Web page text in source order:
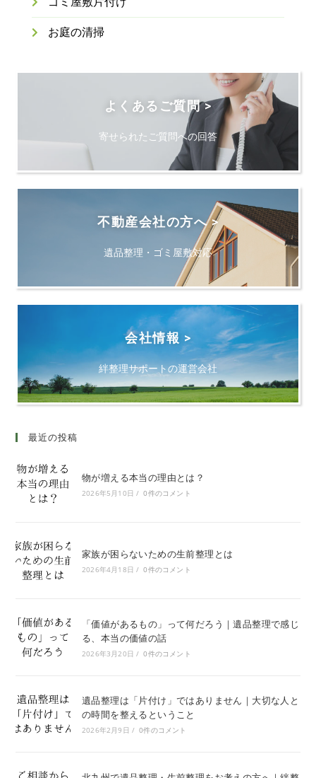
お庭の清掃
よくあるご質問 >
寄せられたご質問への回答
不動産会社の方へ >
遺品整理・ゴミ屋敷対応
会社情報 >
絆整理サポートの運営会社
最近の投稿
物が増える本当の理由とは？
2026年5月10日 / 0件のコメント
家族が困らないための生前整理とは
2026年4月18日 / 0件のコメント
「価値があるもの」って何だろう｜遺品整理で感じ
る、本当の価値の話
2026年3月20日 / 0件のコメント
遺品整理は「片付け」ではありません｜大切な人と
の時間を整えるということ
2026年2月9日 / 0件のコメント